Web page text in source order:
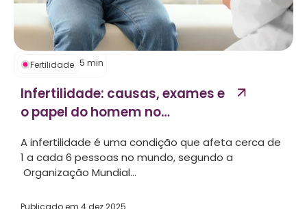
Fertilidade 5 min
Infertilidade: causas, exames e
o papel do homem no
A infertilidade é uma condição que afeta cerca de
1 a cada 6 pessoas no mundo, segundo a
Organização Mundial...
Publicado em 4 dez 2025